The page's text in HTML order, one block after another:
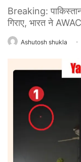
Breaking:
गि‍राए, भारत ने
Ashutosh shukla